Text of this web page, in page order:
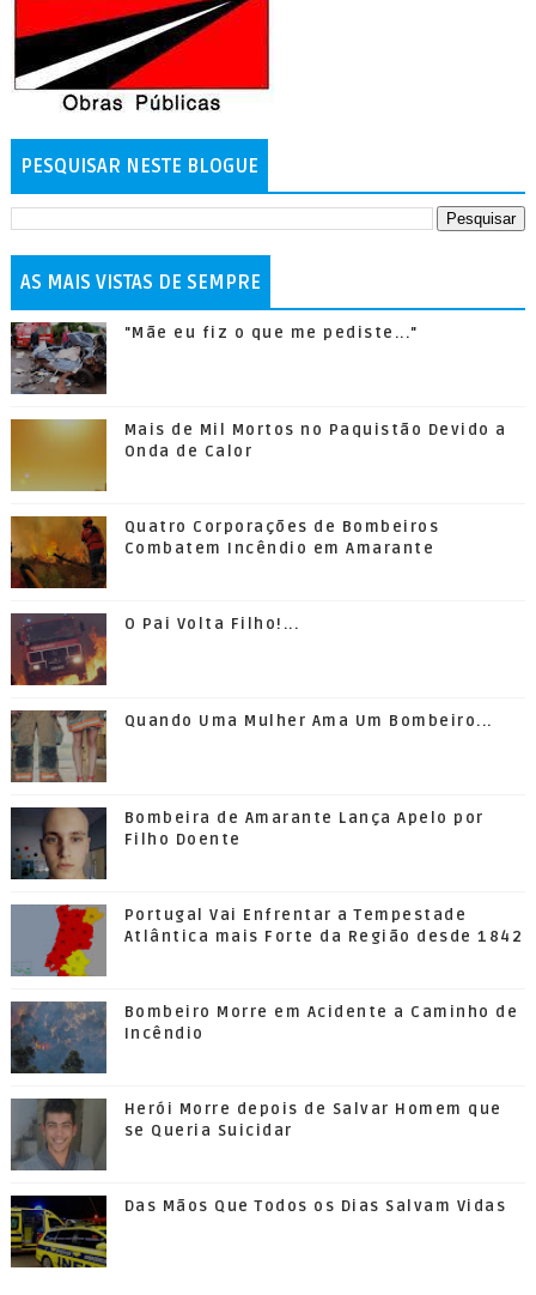
PESQUISAR NESTE BLOGUE
AS MAIS VISTAS DE SEMPRE
"Mãe eu fiz o que me pediste..."
Mais de Mil Mortos no Paquistão Devido a
Onda de Calor
Quatro Corporações de Bombeiros
Combatem Incêndio em Amarante
O Pai Volta Filho!...
Quando Uma Mulher Ama Um Bombeiro...
Bombeira de Amarante Lança Apelo por
Filho Doente
Portugal Vai Enfrentar a Tempestade
Atlântica mais Forte da Região desde 1842
Bombeiro Morre em Acidente a Caminho de
Incêndio
Herói Morre depois de Salvar Homem que
se Queria Suicidar
Das Mãos Que Todos os Dias Salvam Vidas